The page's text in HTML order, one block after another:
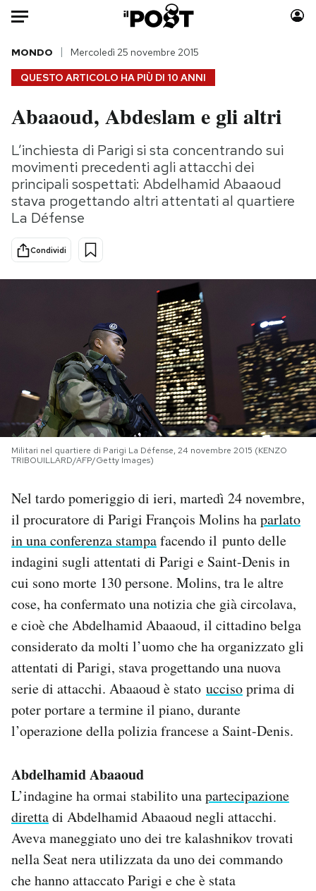
Auto
HOME
Italia
Politica
Tecnologia
Internet
Scienza
Cultura
Economia
Sport
Moda
Consumismi
Storie/Idee
Ok Boomer!
Mondiali calcio 2026
NEWSLETTER
I MIEI PREFERITI
AREA PERSONALE
Area Personale
Newsletter
Notifiche mobile
Regala il Post
Hai bisogno di aiuto?
Esci
QUESTO ARTICOLO HA PIÙ DI 10 ANNI
MONDO Mercoledì 25 novembre 2015
Abaaoud, Abdeslam e gli altri
L’inchiesta di Parigi si sta concentrando sui
movimenti precedenti agli attacchi dei
principali sospettati: Abdelhamid Abaaoud
stava progettando altri attentati al quartiere
La Défense
Condividi
Militari nel quartiere di Parigi La Défense, 24 novembre 2015 (KENZO
TRIBOUILLARD/AFP/Getty Images)
Nel tardo pomeriggio di ieri, martedì 24 novembre,
il procuratore di Parigi François Molins haparlato
in una conferenza stampafacendo il punto delle
indagini sugli attentati di Parigi e Saint-Denis in
cui sono morte 130 persone. Molins, tra le altre
cose, ha confermato una notizia che già circolava,
e cioè che Abdelhamid Abaaoud, il cittadino belga
considerato da molti l’uomo che ha organizzato gli
attentati di Parigi, stava progettando una nuova
serie di attacchi. Abaaoud è stato uccisoprima di
poter portare a termine il piano, durante
l’operazione della polizia francese a Saint-Denis.
Abdelhamid Abaaoud
L’indagine ha ormai stabilito unapartecipazione
direttadi Abdelhamid Abaaoud negli attacchi.
Aveva maneggiato uno dei tre kalashnikov trovati
nella Seat nera utilizzata da uno dei commando
che hanno attaccato Parigi e che è stata